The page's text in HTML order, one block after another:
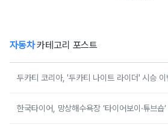
자동차카테고리 포스트
두카티 코리아, '두카티 나이트 라이더' 시승
한국타이어, 망상해수욕장 ‘타이어보이·튜브숍